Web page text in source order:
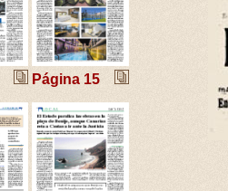
Página 15